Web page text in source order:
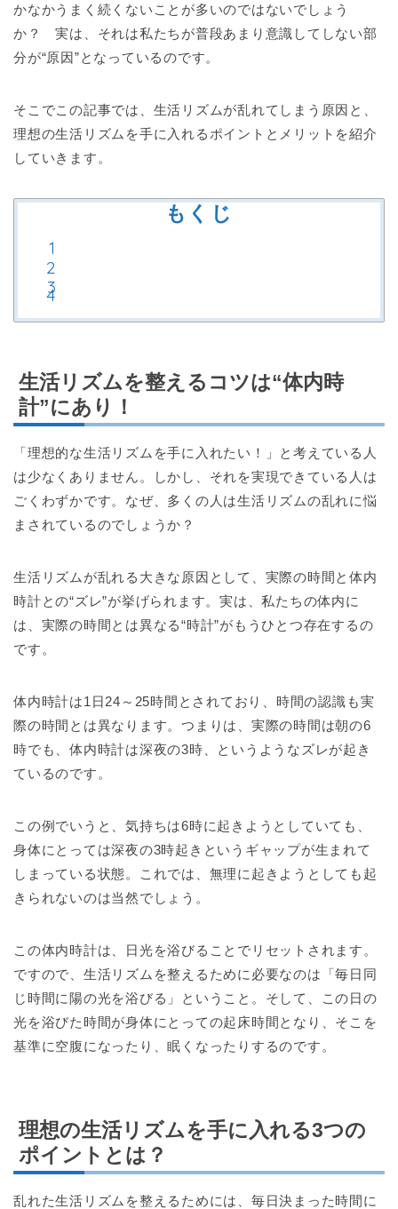
かなかうまく続くないことが多いのではないでしょう
か？ 実は、それは私たちが普段あまり意識してしない部
分が“原因”となっているのです。
そこでこの記事では、生活リズムが乱れてしまう原因と、
理想の生活リズムを手に入れるポイントとメリットを紹介
していきます。
もくじ
生活リズムを整えるコツは“体内時
計”にあり！
「理想的な生活リズムを手に入れたい！」と考えている人
は少なくありません。しかし、それを実現できている人は
ごくわずかです。なぜ、多くの人は生活リズムの乱れに悩
まされているのでしょうか？
生活リズムが乱れる大きな原因として、実際の時間と体内
時計との“ズレ”が挙げられます。実は、私たちの体内に
は、実際の時間とは異なる“時計”がもうひとつ存在するの
です。
体内時計は1日24～25時間とされており、時間の認識も実
際の時間とは異なります。つまりは、実際の時間は朝の6
時でも、体内時計は深夜の3時、というようなズレが起き
ているのです。
この例でいうと、気持ちは6時に起きようとしていても、
身体にとっては深夜の3時起きというギャップが生まれて
しまっている状態。これでは、無理に起きようとしても起
きられないのは当然でしょう。
この体内時計は、日光を浴びることでリセットされます。
ですので、生活リズムを整えるために必要なのは「毎日同
じ時間に陽の光を浴びる」ということ。そして、この日の
光を浴びた時間が身体にとっての起床時間となり、そこを
基準に空腹になったり、眠くなったりするのです。
理想の生活リズムを手に入れる3つの
ポイントとは？
乱れた生活リズムを整えるためには、毎日決まった時間に